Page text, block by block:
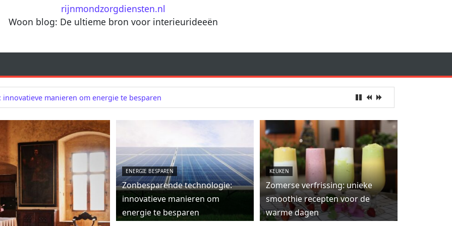
rijnmondzorgdiensten.nl
Woon blog: De ultieme bron voor interieurideeën
manieren om energie te besparen
ENERGIE BESPAREN
Zonbesparende technologie:
innovatieve manieren om
energie te besparen
KEUKEN
Zomerse verfrissing: unieke
smoothie recepten voor de
warme dagen